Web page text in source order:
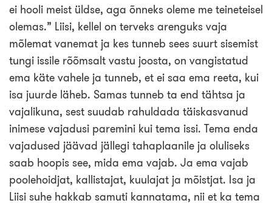
ei hooli meist üldse, aga õnneks oleme me teineteisel
olemas.” Liisi, kellel on terveks arenguks vaja
mõlemat vanemat ja kes tunneb sees suurt sisemist
tungi issile rõõmsalt vastu joosta, on vangistatud
ema käte vahele ja tunneb, et ei saa ema reeta, kui
isa juurde läheb. Samas tunneb ta end tähtsa ja
vajalikuna, sest suudab rahuldada täiskasvanud
inimese vajadusi paremini kui tema issi. Tema enda
vajadused jäävad jällegi tahaplaanile ja oluliseks
saab hoopis see, mida ema vajab. Ja ema vajab
poolehoidjat, kallistajat, kuulajat ja mõistjat. Isa ja
Liisi suhe hakkab samuti kannatama, nii et ka tema